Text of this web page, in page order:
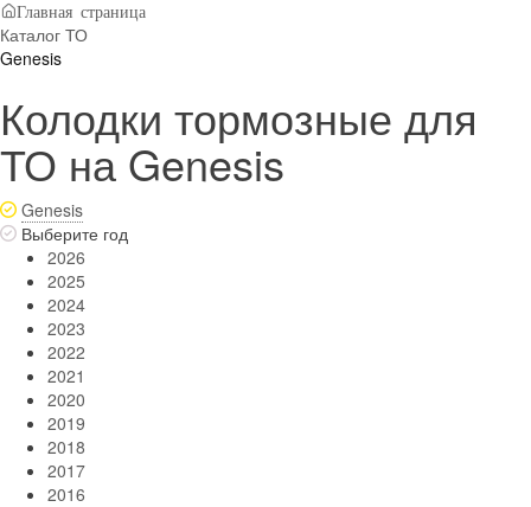
Главная страница
Каталог ТО
Genesis
Колодки тормозные для
ТО на Genesis
Genesis
Выберите год
2026
2025
2024
2023
2022
2021
2020
2019
2018
2017
2016